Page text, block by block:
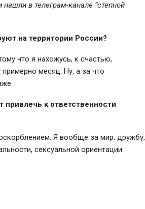
в телеграм-канале “степной
на территории России?
что я нахожусь, к счастью,
месяц. Ну, а за что
привлечь к ответственности
Я вообще за мир, дружбу,
сексуальной ориентации